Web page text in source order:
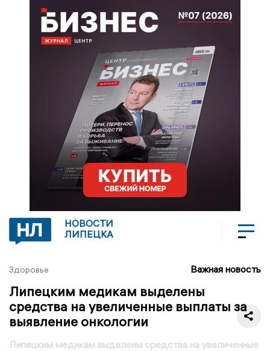
НОВОСТИ
ЛИПЕЦКА
Здоровье Важная новость
Липецким медикам выделены
средства на увеличенные выплаты за
выявление онкологии
Липецким медикам выделены средства на увеличенные